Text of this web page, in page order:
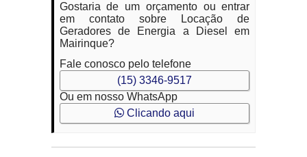
Gostaria de um orçamento ou entrar
em contato sobre Locação de
Geradores de Energia a Diesel em
Mairinque?
Fale conosco pelo telefone
(15) 3346-9517
Ou em nosso WhatsApp
Clicando aqui